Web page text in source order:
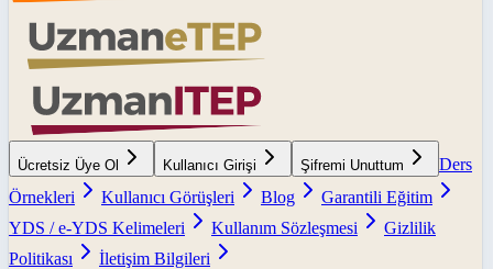
Ücretsiz Üye Ol Kullanıcı Girişi Şifremi Unuttum
Ders
Örnekleri
Kullanıcı Görüşleri Blog
Garantili Eğitim
YDS / e-YDS Kelimeleri
Kullanım Sözleşmesi
Gizlilik
Politikası
İletişim Bilgileri